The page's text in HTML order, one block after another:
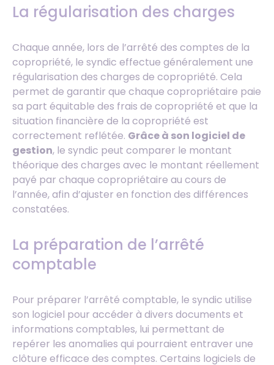
La régularisation des charges
Chaque année, lors de l’arrêté des comptes de la
copropriété, le syndic effectue généralement une
régularisation des charges de copropriété. Cela
permet de garantir que chaque copropriétaire paie
sa part équitable des frais de copropriété et que la
situation financière de la copropriété est
correctement reflétée. Grâce à son logiciel de
gestion, le syndic peut comparer le montant
théorique des charges avec le montant réellement
payé par chaque copropriétaire au cours de
l’année, afin d’ajuster en fonction des différences
constatées.
La préparation de l’arrêté
comptable
Pour préparer l’arrêté comptable, le syndic utilise
son logiciel pour accéder à divers documents et
informations comptables, lui permettant de
repérer les anomalies qui pourraient entraver une
clôture efficace des comptes. Certains logiciels de